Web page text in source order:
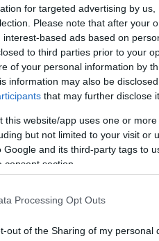
for targeted advertising by
Please note that after your
interest-based ads based on
to third parties prior to your
of your personal information by
information may also be
that may further disclose
this website/app uses one or
but not limited to your visit or
Google and its third-party tags to
consent section.
Processing Opt Outs
out of the Sharing of my personal
20.01.2023
«Ελληνικά
Το νέο εργοστασίο στην